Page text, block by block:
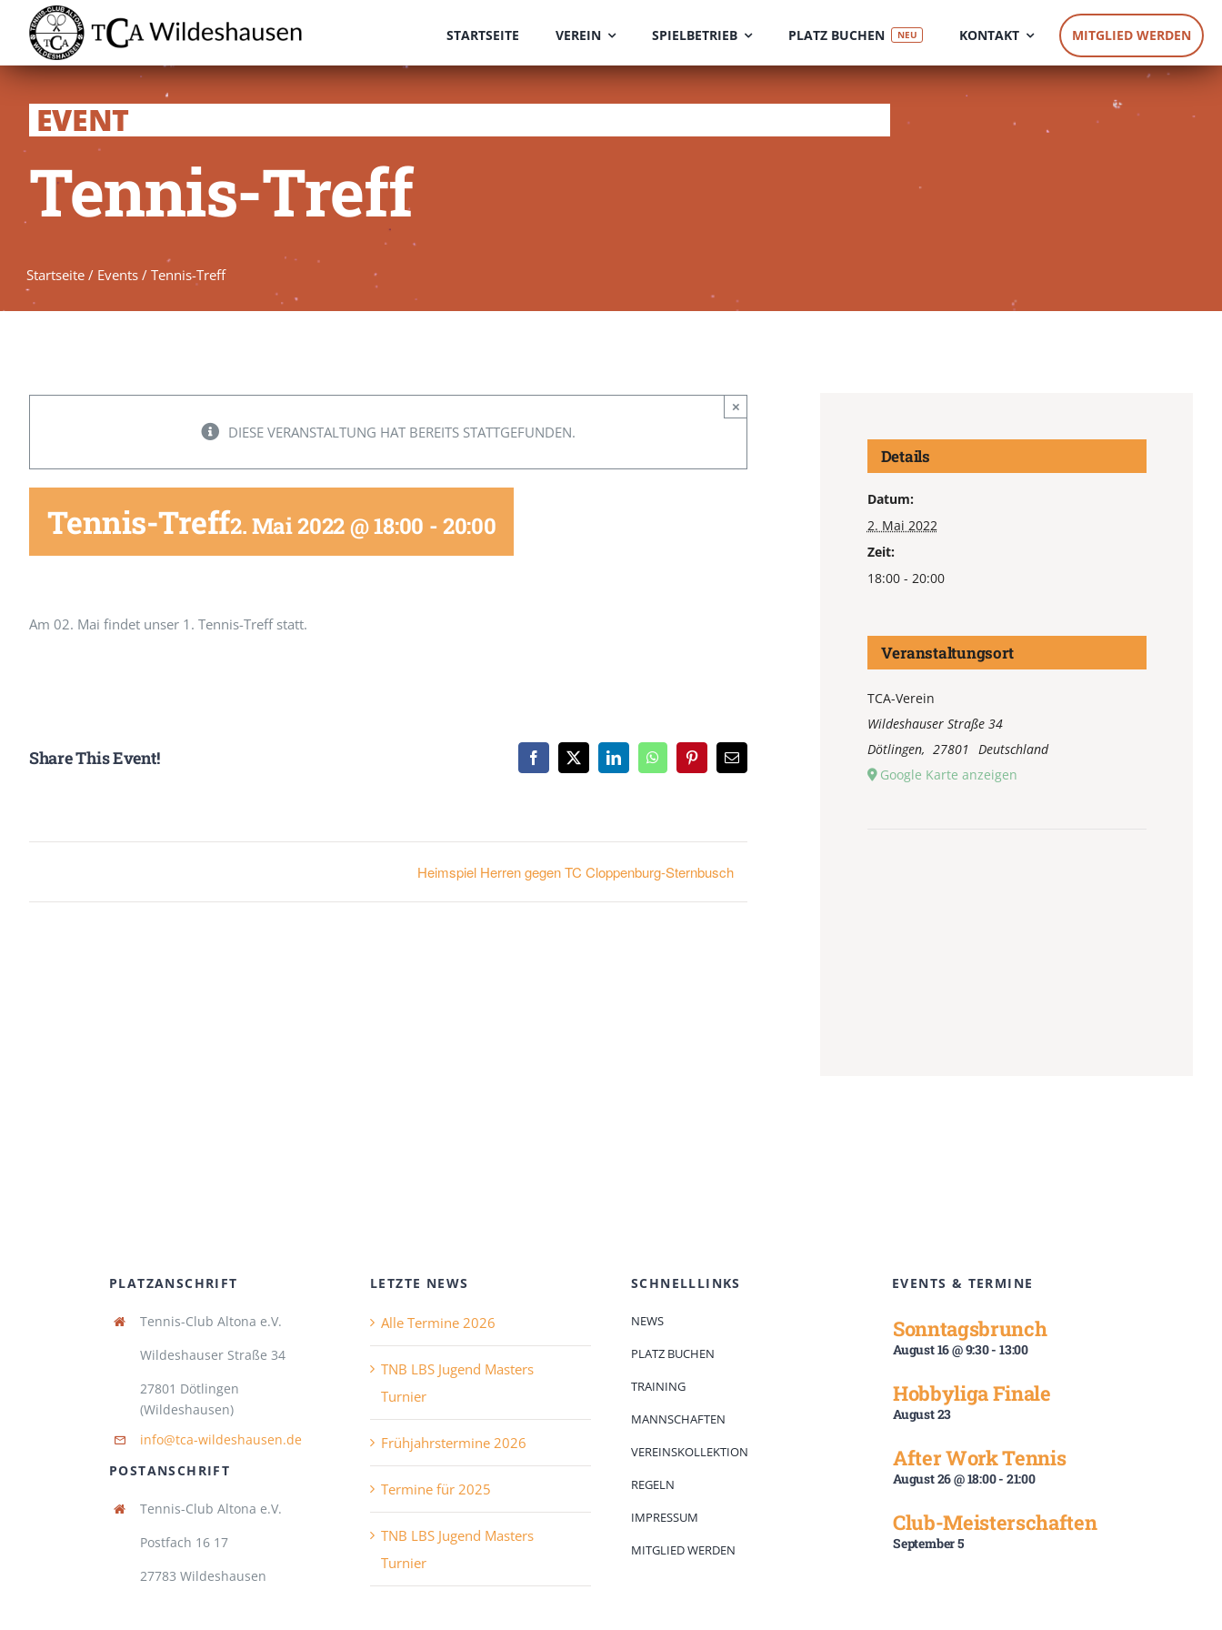
Inhalt
springen
STARTSEITE VEREIN SPIELBETRIEB PLATZ BUCHEN NEU KONTAKT MITGLIED WERDEN
EVENT
Tennis-Treff
Startseite / Events / Tennis-Treff
DIESE VERANSTALTUNG HAT BEREITS STATTGEFUNDEN.
×
Tennis-Treff2. Mai 2022 @ 18:00 - 20:00
Am 02. Mai findet unser 1. Tennis-Treff statt.
Share This Event! Facebook
X LinkedInWhatsAppPinterest
E-
Mail
Heimspiel Herren gegen TC Cloppenburg-Sternbusch
Details
Datum:
2. Mai 2022
Zeit:
18:00 - 20:00
Veranstaltungsort
TCA-Verein
Wildeshauser Straße 34
Dötlingen, 27801
Deutschland
Google Karte anzeigen
PLATZANSCHRIFT
Tennis-Club Altona e.V.
Wildeshauser Straße 34
27801 Dötlingen
(Wildeshausen)
info@tca-wildeshausen.de
POSTANSCHRIFT
Tennis-Club Altona e.V.
Postfach 16 17
27783 Wildeshausen
LETZTE NEWS
Alle Termine 2026
TNB LBS Jugend Masters
Turnier
Frühjahrstermine 2026
Termine für 2025
TNB LBS Jugend Masters
Turnier
SCHNELLLINKS
NEWS
PLATZ BUCHEN
TRAINING
MANNSCHAFTEN
VEREINSKOLLEKTION
REGELN
IMPRESSUM
MITGLIED WERDEN
EVENTS & TERMINE
Sonntagsbrunch
August 16 @ 9:30-13:00
Hobbyliga Finale
August 23
After Work Tennis
August 26 @ 18:00- 21:00
Club-Meisterschaften
September 5